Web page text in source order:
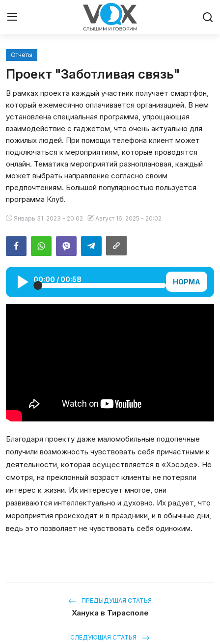
Главная
Община
Культура
Иудаизм
Календарь
Места и организации
Отчёты
Проект "Заботливая связь"
В рамках проекта каждый участник получает смартфон,
который ежемесячно оплачивается организацией. В нем
установлена специальная программа, упрощающая
взаимодействие с гаджетом, что очень актуально для
пожилых людей. При помощи телефона клиент может
подключаться к мероприятиям, которые проводятся
онлайн. Тематика мероприятий разноплановая, каждый
может выбрать направление согласно своим
предпочтениям. Большой популярностью пользуется
программа Клуб.
Январь 31, 2023 - 20:02 Август 16, 2025 - 20:02
00:00 / 00:58 НОРМА
Благодаря проекту даже маломобильные подопечные
получили возможность чувствовать себя причастными к
деятельности, которая осуществляется в «Хэсэде». Не
смотря, на преклонный возраст клиенты не потеряли
интерес к жизни. Их интересует многое, они
развиваются интеллектуально и духовно. Их радует, что
мероприятия происходят и в праздники, и в обычные дни,
ведь это позволяет не чувствовать себя одиноким.
ПРЕДЫДУЩАЯ СТАТЬЯ
Ханука в Тирасполе
СЛЕДУЮЩАЯ СТАТЬЯ